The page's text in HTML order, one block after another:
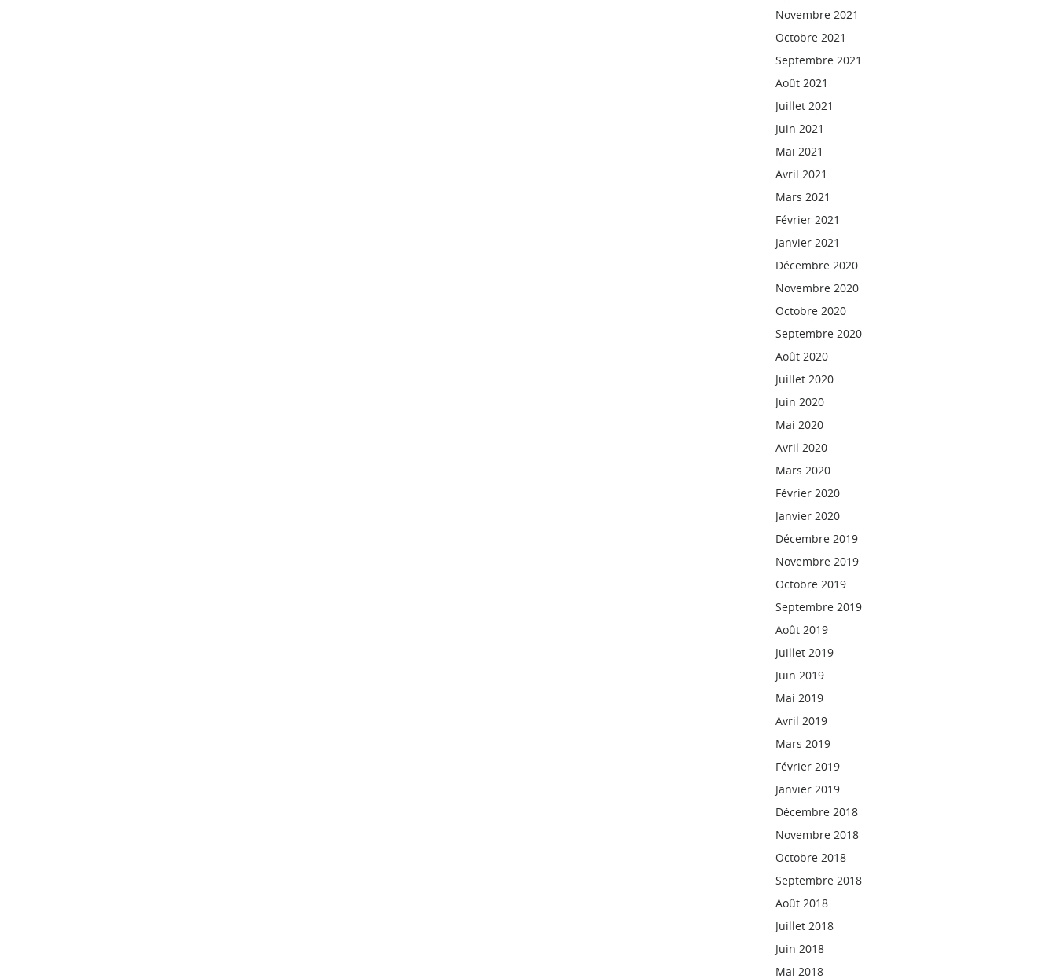
Novembre 2021
Octobre 2021
Septembre 2021
Août 2021
Juillet 2021
Juin 2021
Mai 2021
Avril 2021
Mars 2021
Février 2021
Janvier 2021
Décembre 2020
Novembre 2020
Octobre 2020
Septembre 2020
Août 2020
Juillet 2020
Juin 2020
Mai 2020
Avril 2020
Mars 2020
Février 2020
Janvier 2020
Décembre 2019
Novembre 2019
Octobre 2019
Septembre 2019
Août 2019
Juillet 2019
Juin 2019
Mai 2019
Avril 2019
Mars 2019
Février 2019
Janvier 2019
Décembre 2018
Novembre 2018
Octobre 2018
Septembre 2018
Août 2018
Juillet 2018
Juin 2018
Mai 2018